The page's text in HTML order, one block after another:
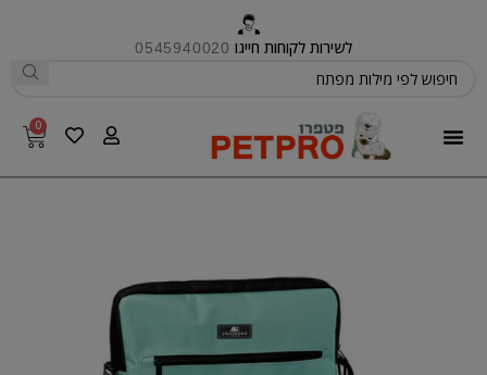
לשירות לקוחות חייגו 0545940020
0